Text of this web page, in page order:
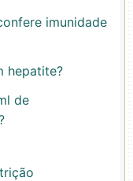
imunidade
hepatite?
de